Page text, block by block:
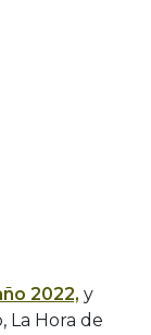
2022, y
La Hora de